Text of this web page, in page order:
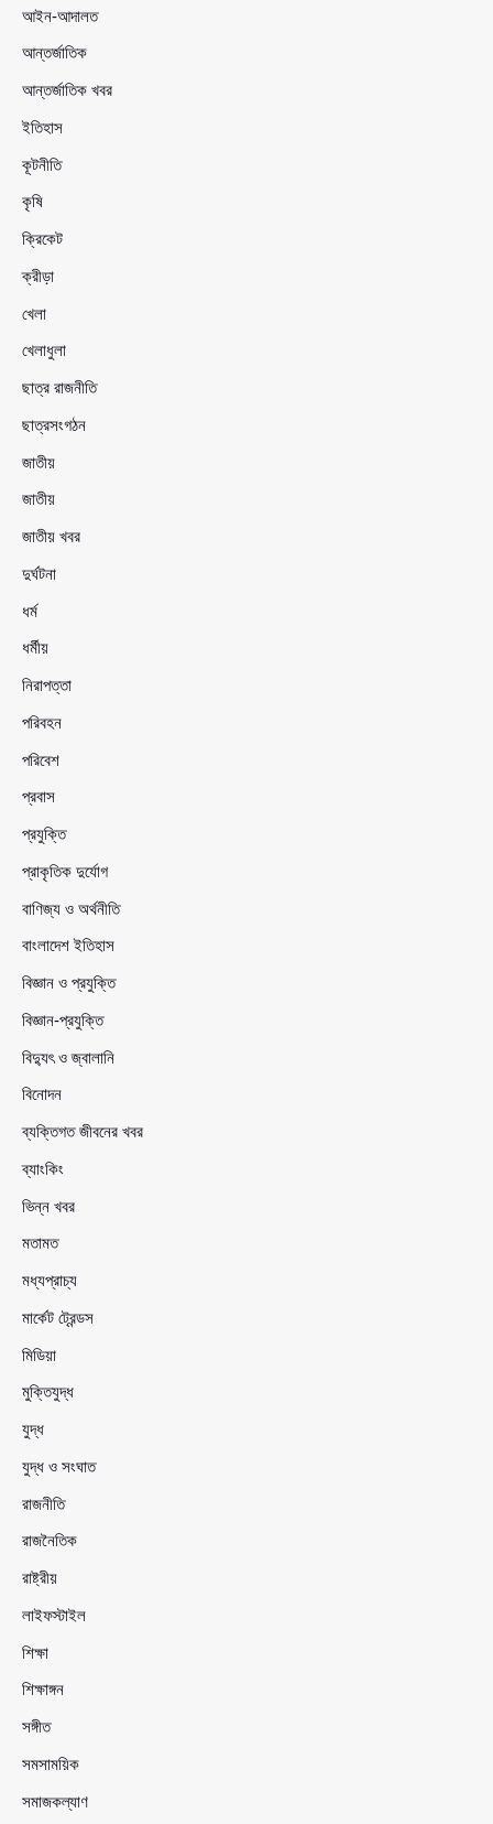
আইন-আদালত
আন্তর্জাতিক
আন্তর্জাতিক খবর
ইতিহাস
কূটনীতি
কৃষি
ক্রিকেট
ক্রীড়া
খেলা
খেলাধুলা
ছাত্র রাজনীতি
ছাত্রসংগঠন
জাতীয়
জাতীয়
জাতীয় খবর
দুর্ঘটনা
ধর্ম
ধর্মীয়
নিরাপত্তা
পরিবহন
পরিবেশ
প্রবাস
প্রযুক্তি
প্রাকৃতিক দুর্যোগ
বাণিজ্য ও অর্থনীতি
বাংলাদেশ ইতিহাস
বিজ্ঞান ও প্রযুক্তি
বিজ্ঞান-প্রযুক্তি
বিদ্যুৎ ও জ্বালানি
বিনোদন
ব্যক্তিগত জীবনের খবর
ব্যাংকিং
ভিন্ন খবর
মতামত
মধ্যপ্রাচ্য
মার্কেট ট্রেন্ডস
মিডিয়া
মুক্তিযুদ্ধ
যুদ্ধ
যুদ্ধ ও সংঘাত
রাজনীতি
রাজনৈতিক
রাষ্ট্রীয়
লাইফস্টাইল
শিক্ষা
শিক্ষাঙ্গন
সঙ্গীত
সমসাময়িক
সমাজকল্যাণ